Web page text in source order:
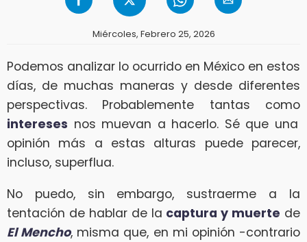
Miércoles, Febrero 25, 2026
Podemos analizar lo ocurrido en México en estos
días, de muchas maneras y desde diferentes
perspectivas. Probablemente tantas como
intereses nos muevan a hacerlo. Sé que una
opinión más a estas alturas puede parecer,
incluso, superflua.
No puedo, sin embargo, sustraerme a la
tentación de hablar de la captura y muerte de
El Mencho, misma que, en mi opinión -contrario